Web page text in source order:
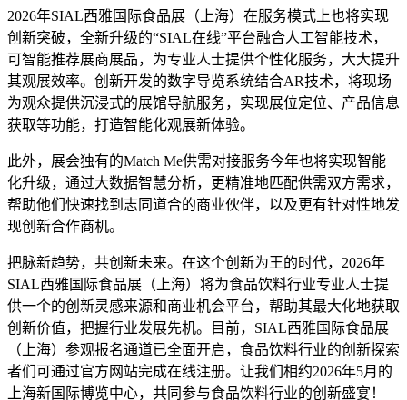
2026年SIAL西雅国际食品展（上海）在服务模式上也将实现
创新突破，全新升级的“SIAL在线”平台融合人工智能技术，
可智能推荐展商展品，为专业人士提供个性化服务，大大提升
其观展效率。创新开发的数字导览系统结合AR技术，将现场
为观众提供沉浸式的展馆导航服务，实现展位定位、产品信息
获取等功能，打造智能化观展新体验。
此外，展会独有的Match Me供需对接服务今年也将实现智能
化升级，通过大数据智慧分析，更精准地匹配供需双方需求，
帮助他们快速找到志同道合的商业伙伴，以及更有针对性地发
现创新合作商机。
把脉新趋势，共创新未来。在这个创新为王的时代，2026年
SIAL西雅国际食品展（上海）将为食品饮料行业专业人士提
供一个的创新灵感来源和商业机会平台，帮助其最大化地获取
创新价值，把握行业发展先机。目前，SIAL西雅国际食品展
（上海）参观报名通道已全面开启，食品饮料行业的创新探索
者们可通过官方网站完成在线注册。让我们相约2026年5月的
上海新国际博览中心，共同参与食品饮料行业的创新盛宴！